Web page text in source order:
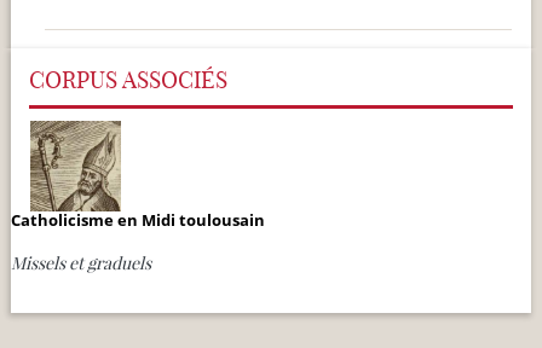
CORPUS ASSOCIÉS
Catholicisme en Midi toulousain
Missels et graduels